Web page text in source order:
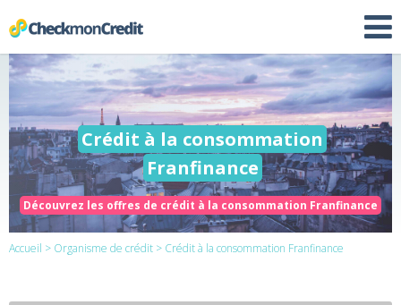
Crédit à la consommation
Franfinance
Découvrez les offres de crédit à la consommation Franfinance
Accueil > Organisme de crédit > Crédit à la consommation Franfinance